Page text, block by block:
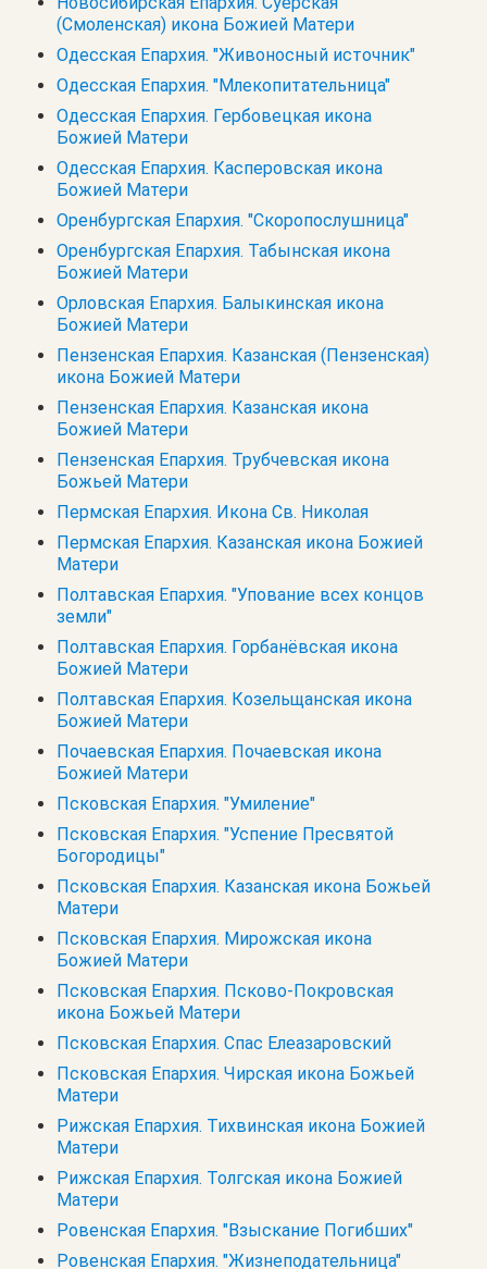
(Смоленская) икона Божией Матери
Одесская Епархия. "Живоносный источник"
Одесская Епархия. "Млекопитательница"
Одесская Епархия. Гербовецкая икона
Божией Матери
Одесская Епархия. Касперовская икона
Божией Матери
Оренбургская Епархия. "Скоропослушница"
Оренбургская Епархия. Табынская икона
Божией Матери
Орловская Епархия. Балыкинская икона
Божией Матери
Пензенская Епархия. Казанская (Пензенская)
икона Божией Матери
Пензенская Епархия. Казанская икона
Божией Матери
Пензенская Епархия. Трубчевская икона
Божьей Матери
Пермская Епархия. Икона Св. Николая
Пермская Епархия. Казанская икона Божией
Матери
Полтавская Епархия. "Упование всех концов
земли"
Полтавская Епархия. Горбанёвская икона
Божией Матери
Полтавская Епархия. Козельщанская икона
Божией Матери
Почаевская Епархия. Почаевская икона
Божией Матери
Псковская Епархия. "Умиление"
Псковская Епархия. "Успение Пресвятой
Богородицы"
Псковская Епархия. Казанская икона Божьей
Матери
Псковская Епархия. Мирожская икона
Божией Матери
Псковская Епархия. Псково-Покровская
икона Божьей Матери
Псковская Епархия. Спас Елеазаровский
Псковская Епархия. Чирская икона Божьей
Матери
Рижская Епархия. Тихвинская икона Божией
Матери
Рижская Епархия. Толгская икона Божией
Матери
Ровенская Епархия. "Взыскание Погибших"
Ровенская Епархия. "Жизнеподательница"